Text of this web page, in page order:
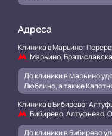
Адреса
Клиника в Марьино:
Марьино,
До клиники в Марьино
Люблино, а также
Клиника в Бибирево:
Бибирево, Алтуфьево,
До клиники в Бибирево